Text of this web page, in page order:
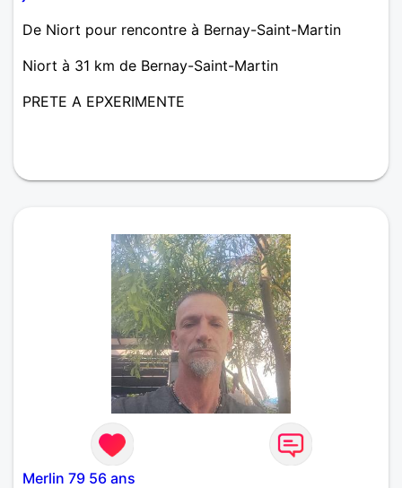
De Niort pour rencontre à Bernay-Saint-Martin
Niort à 31 km de Bernay-Saint-Martin
PRETE A EPXERIMENTE
Merlin 79 56 ans